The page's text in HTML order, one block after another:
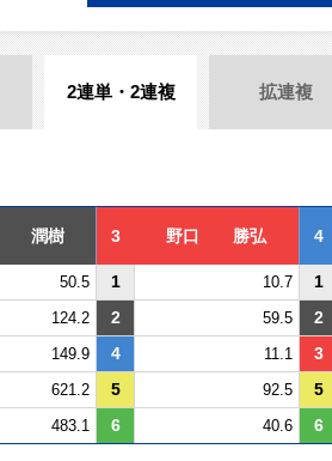
2連単・2連複 拡連複
樹 3 野口 勝弘 4
50.5 1 10.7 1
124.2 2 59.5 2
149.9 4 11.1 3
621.2 5 92.5 5
483.1 6 40.6 6